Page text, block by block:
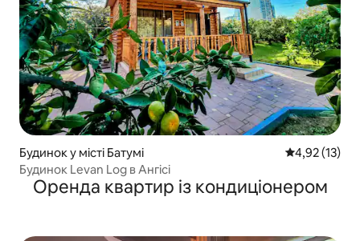
Будинок у місті Батумі Середня
4,92 (13)
Будинок Levan Log в Ангісі
Оренда квартир із кондиціонером